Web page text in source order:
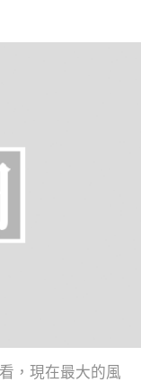
，現在最大的風